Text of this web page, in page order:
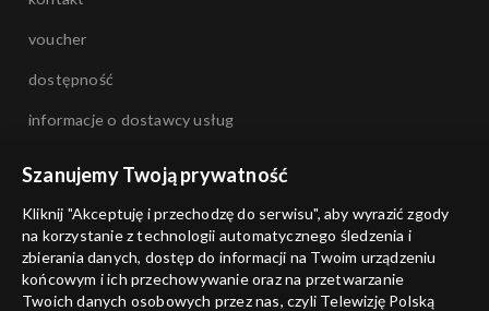
voucher
dostępność
informacje o dostawcy usług
Szanujemy Twoją prywatność
Kliknij "Akceptuję i przechodzę do serwisu", aby wyrazić zgody
na korzystanie z technologii automatycznego śledzenia i
zbierania danych, dostęp do informacji na Twoim urządzeniu
końcowym i ich przechowywanie oraz na przetwarzanie
Twoich danych osobowych przez nas, czyli Telewizję Polską